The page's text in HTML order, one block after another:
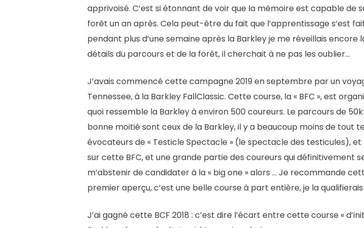
apprivoisé. C’est si étonnant de voir que la mémoire est capable
forêt un an après. Cela peut-être du fait que l’apprentissage s’est
pendant plus d’une semaine après la Barkley je me réveillais
détails du parcours et de la forêt, il cherchait à ne pas les oublier…
J’avais commencé cette campagne 2019 en septembre par un
Tennessee, à la Barkley FallClassic. Cette course, la « BFC », est
quoi ressemble la Barkley à environ 500 coureurs. Le parcours de
bonne moitié sont ceux de la Barkley, il y a beaucoup moins de tout
évocateurs de « Testicle Spectacle » (le spectacle des testicules), et
sur cette BFC, et une grande partie des coureurs qui définitivement
m’abstenir de candidater à la « big one » alors … Je recommande
premier aperçu, c’est une belle course à part entière, je la qualifierais
J’ai gagné cette BCF 2018 : c’est dire l’écart entre cette course «